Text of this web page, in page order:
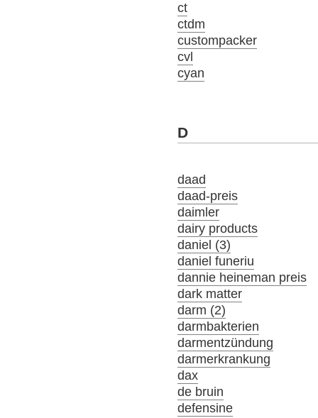
ct
ctdm
custompacker
cvl
cyan
D
daad
daad-preis
daimler
dairy products
daniel (3)
daniel funeriu
dannie heineman preis
dark matter
darm (2)
darmbakterien
darmentzündung
darmerkrankung
dax
de bruin
defensine